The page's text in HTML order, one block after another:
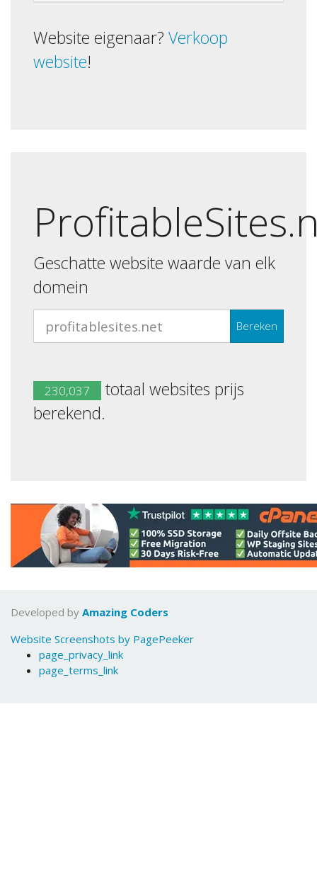
Website eigenaar? Verkoop
website!
Geschatte website waarde van elk
domein
Bereken
230,037
totaal websites prijs
berekend.
Developed by Amazing Coders
Website Screenshots by PagePeeker
page_privacy_link
page_terms_link